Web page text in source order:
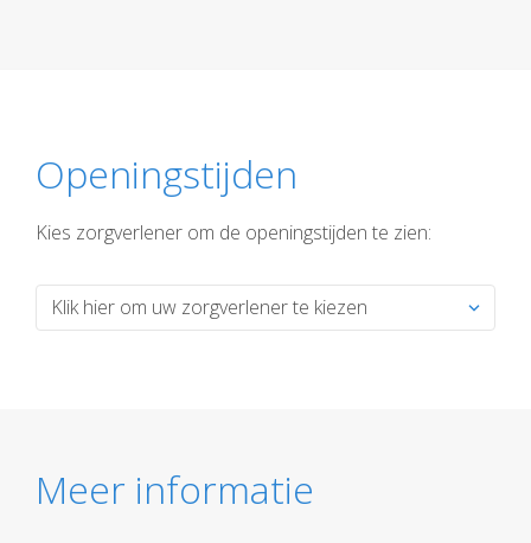
Openingstijden
Kies zorgverlener om de openingstijden te zien:
Meer informatie